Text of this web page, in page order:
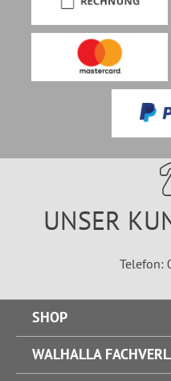
UNSER
Telefon:
SHOP
WALHALLA